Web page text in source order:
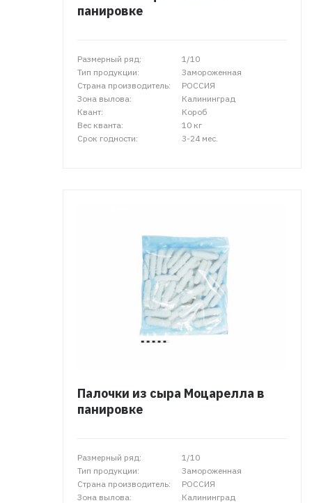
панировке
Размерный ряд:
1/10
Тип продукции:
Замороженная
Страна производитель:
РОССИЯ
Зона вылова:
Калининград
Квант:
Короб
Вес кванта:
10 кг
Срок годности:
3-24 мес.
Палочки из сыра Моцарелла в
панировке
Размерный ряд:
1/10
Тип продукции:
Замороженная
Страна производитель:
РОССИЯ
Зона вылова:
Калининград